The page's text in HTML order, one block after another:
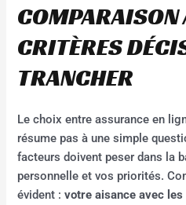
COMPARAISON
CRITÈRES
TRANCHER
Le choix entre assurance en
résume pas à une simple
facteurs doivent peser dans la
personnelle et vos priorités.
évident :votre aisance avec